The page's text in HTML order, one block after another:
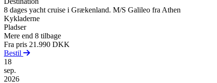
8 dages yacht cruise i Grækenland. M/S Galileo fra Athen
Kykladerne
Pladser
Mere end 8 tilbage
Fra pris 21.990 DKK
Bestil
18
sep.
2026